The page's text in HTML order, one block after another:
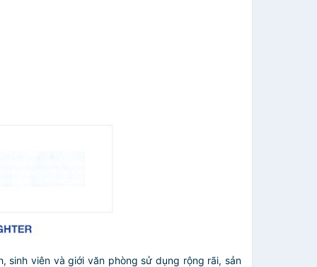
sinh viên và giới văn phòng sử dụng rộng rãi, sản